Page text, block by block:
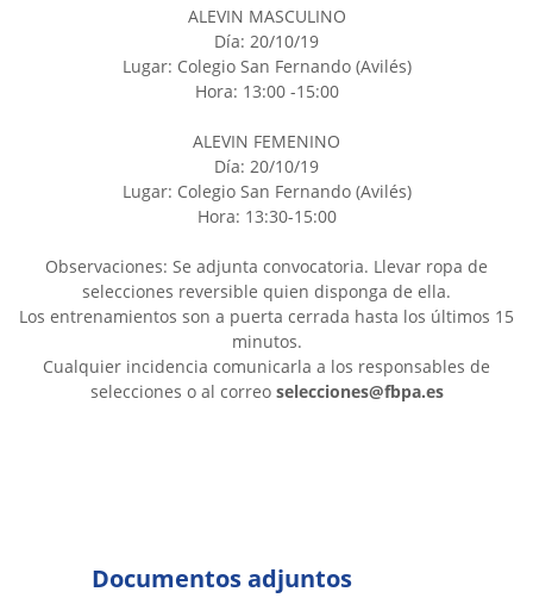
ALEVIN MASCULINO
Día: 20/10/19
Lugar: Colegio San Fernando (Avilés)
Hora: 13:00 -15:00
ALEVIN FEMENINO
Día: 20/10/19
Lugar: Colegio San Fernando (Avilés)
Hora: 13:30-15:00
Observaciones: Se adjunta convocatoria. Llevar ropa de
selecciones reversible quien disponga de ella.
Los entrenamientos son a puerta cerrada hasta los últimos 15
minutos.
Cualquier incidencia comunicarla a los responsables de
selecciones o al correo selecciones@fbpa.es
Documentos adjuntos